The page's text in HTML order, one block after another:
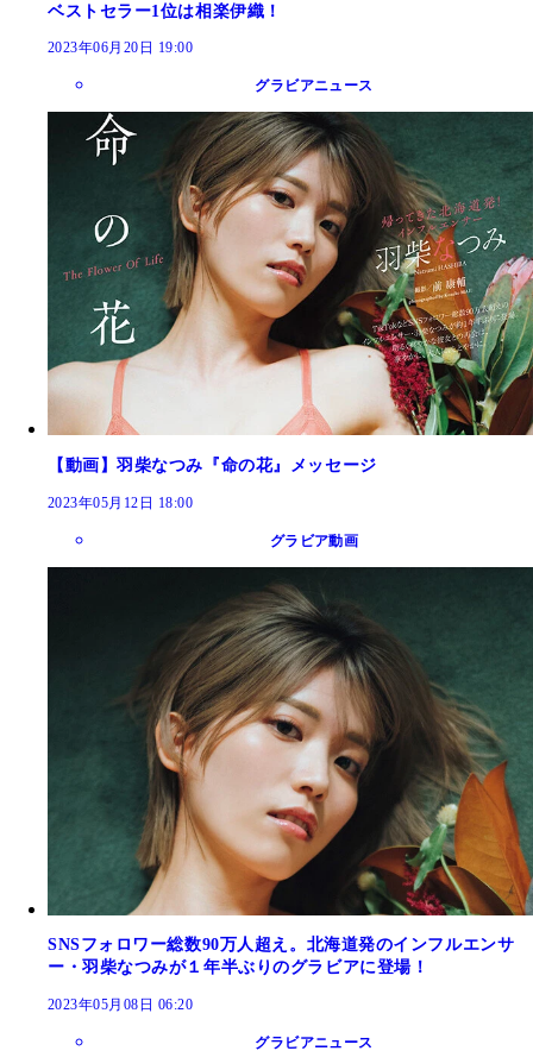
ベストセラー1位は相楽伊織！
2023年06月20日 19:00
グラビアニュース
【動画】羽柴なつみ『命の花』メッセージ
2023年05月12日 18:00
グラビア動画
SNSフォロワー総数90万人超え。北海道発のインフルエンサ
ー・羽柴なつみが１年半ぶりのグラビアに登場！
2023年05月08日 06:20
グラビアニュース